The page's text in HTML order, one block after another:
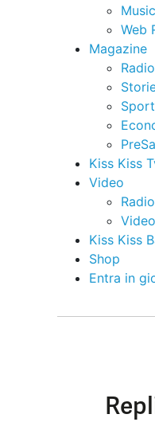
Web
Magazine
Radio
Sport
PreSa
Kiss Kiss
Video
Radio
Kiss Kiss
Shop
Entra in